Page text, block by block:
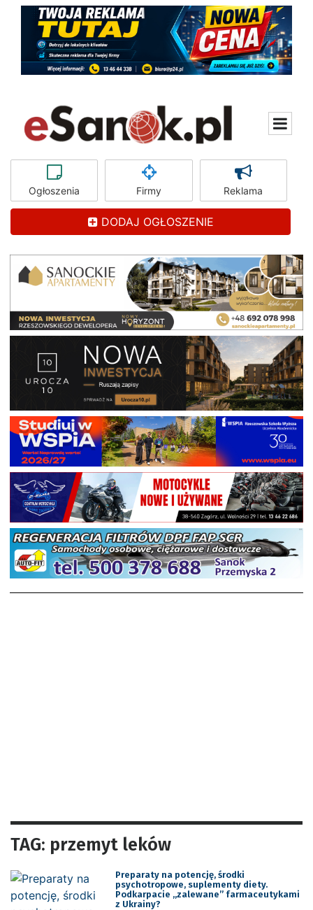
Ogłoszenia Firmy Reklama
DODAJ OGŁOSZENIE
TAG: przemyt leków
Preparaty na potencję, środki
psychotropowe, suplementy diety.
Podkarpacie „zalewane” farmaceutykami
z Ukrainy?